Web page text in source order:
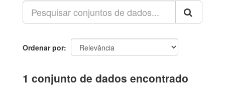
Ordenar por
1 conjunto de dados encontrado